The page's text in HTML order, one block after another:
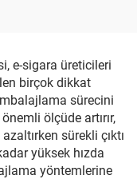
e-sigara üreticileri
birçok dikkat
sürecini
ölçüde artırır,
sürekli çıktı
yüksek hızda
yöntemlerine